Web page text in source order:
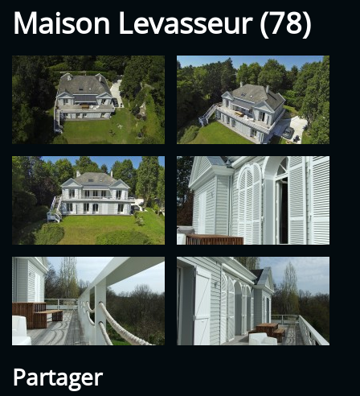
Maison Levasseur (78)
Partager